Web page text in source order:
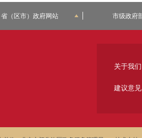
省（区市）政府网站 市级政府
关于我们
建议意见